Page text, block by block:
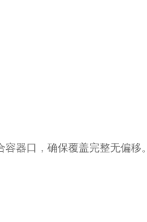
器口，确保覆盖完整无偏移。